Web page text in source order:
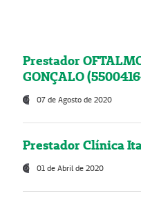
Prestador
GONÇALO
07 de Agosto de 2020
Prestador Clínica
01 de Abril de 2020